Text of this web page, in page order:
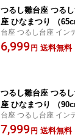
つるし雛台座 つる
座 ひなまつり （
りまで対応） 無地
し台座 つるし飾り
台座 つるし台座 イン
6,999 円 送料無料
つるし雛台座 つる
座 ひなまつり （
りまで対応） 無地
し台座 つるし飾り
台座 つるし台座 イン
7,999 円 送料無料